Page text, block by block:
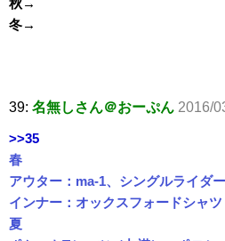
秋→
冬→
39: 名無しさん＠おーぷん 2016/
>>35
春
アウター：ma-1、シングルライダ
インナー：オックスフォードシャツ
夏